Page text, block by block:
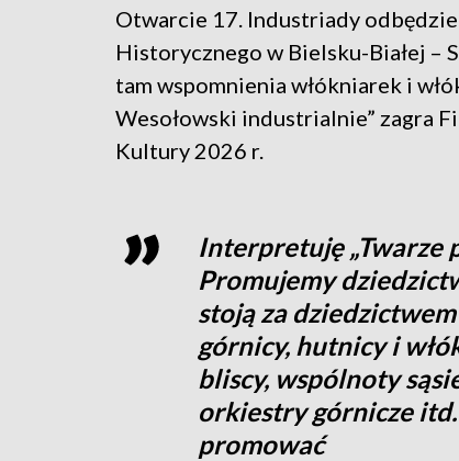
Otwarcie 17. Industriady
Historycznego w Bielsku-Białej –
tam wspomnienia włókniarek i
Wesołowski industrialnie” zagra
Kultury 2026 r.
Interpretuję „Twarze
Promujemy
stoją za
górnicy, hutnicy i
bliscy, wspólnoty
orkiestry górnicze
promować